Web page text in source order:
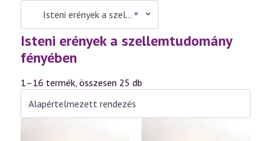
×
Isteni erények a szellemtudomány fényében (25)
Isteni erények a szellemtudomány
fényében
1–16 termék, összesen 25 db